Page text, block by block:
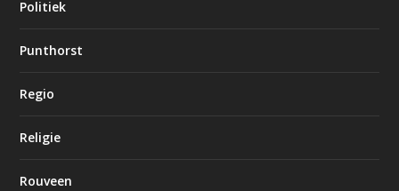
Politiek
Punthorst
Regio
Religie
Rouveen